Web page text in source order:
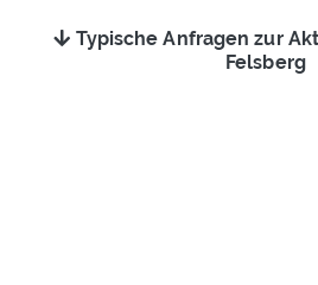
Typische Anfragen zur
Felsberg